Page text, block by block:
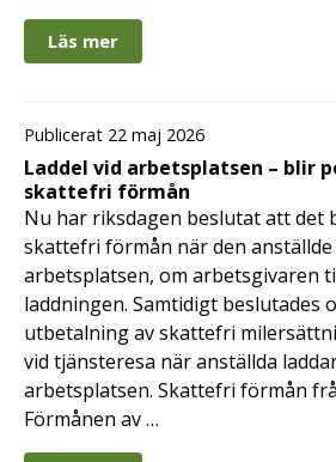
Läs mer
Publicerat 22 maj 2026
Laddel vid arbetsplatsen – blir
skattefri förmån
Nu har riksdagen beslutat att det
skattefri förmån när den anställde
arbetsplatsen, om arbetsgivaren
laddningen. Samtidigt beslutades
utbetalning av skattefri
vid tjänsteresa när anställda
arbetsplatsen. Skattefri förmån
Förmånen av …